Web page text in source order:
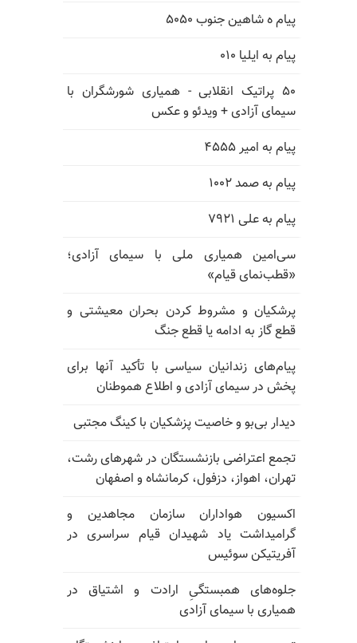
پیام ه شاهین جنوب ۵۰۵۰
پیام به ایلیا ۰۱۰
۵۰ پراتیک انقلابی - همیاری شورشگران با
سیمای آزادی + ویدئو و عکس
پیام به امیر ۴۵۵۵
پیام به صمد ۱۰۰۲
پیام به علی ۷۹۲۱
سی‌امین همیاری ملی با سیمای آزادی؛
«قطب‌نمای قیام»
پرشکیان و مشروط کردن بحران معیشتی و
قطع گاز به ادامه یا قطع جنگ
پیام‌های زندانیان سیاسی با تأکید آنها برای
پخش در سیمای آزادی و اطلاع هموطنان
دیدار بی‌بو و خاصیت پزشکیان با کینگ مجتبی
تجمع اعتراضی بازنشستگان در شهرهای رشت،
تهران، اهواز، دزفول، کرمانشاه و اصفهان
اکسیون هواداران سازمان مجاهدین و
گرامیداشت یاد شهیدان قیام سراسری در
آفریتیکن سوئیس
جلوه‌های همبستگیِ ارادت و اشتیاق در
همیاری با سیمای آزادی